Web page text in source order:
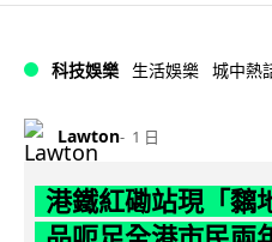
科技娛樂 生活娛樂 城中熱
Lawton 1 日
港鐵紅磡站現「黐